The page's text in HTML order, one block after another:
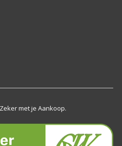
met je Aankoop.